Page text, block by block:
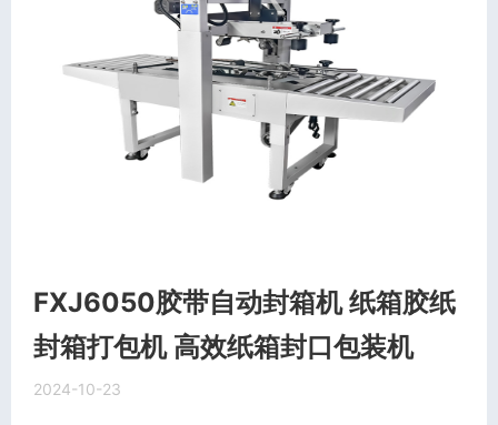
FXJ6050胶带自动封箱机 纸箱胶纸
封箱打包机 高效纸箱封口包装机
2024-10-23